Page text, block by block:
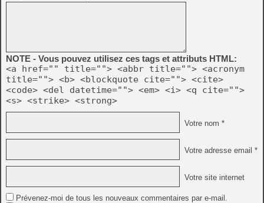
NOTE - Vous pouvez utilisez ces tags et attributs HTML:
<a href="" title=""> <abbr title=""> <acronym
title=""> <b> <blockquote cite=""> <cite>
<code> <del datetime=""> <em> <i> <q cite="">
<s> <strike> <strong>
Votre nom *
Votre adresse email *
Votre site internet
Prévenez-moi de tous les nouveaux commentaires par e-mail.